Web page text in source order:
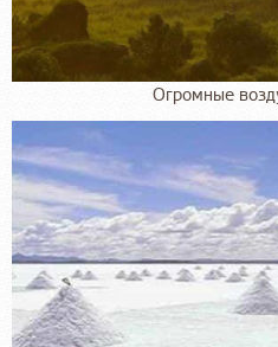
Огромные